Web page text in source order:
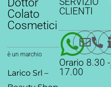
a
p
p
b
o
k
-
f
i
n
-
i
Colato
Cosmetici
è un marchio
Larico Srl –
CLIENTI
Orario 8.30 -
17.00